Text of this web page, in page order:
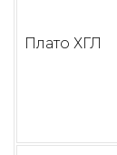
Плато ХГЛ